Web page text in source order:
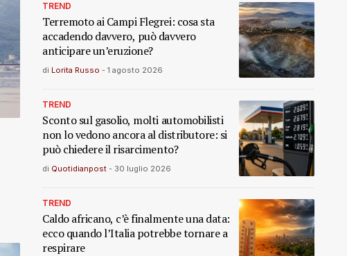
TREND
Terremoto ai Campi Flegrei: cosa sta
accadendo davvero, può davvero
anticipare un’eruzione?
di Lorita Russo - 1 agosto 2026
TREND
Sconto sul gasolio, molti automobilisti
non lo vedono ancora al distributore: si
può chiedere il risarcimento?
di Quotidianpost - 30 luglio 2026
TREND
Caldo africano, c’è finalmente una data:
ecco quando l’Italia potrebbe tornare a
respirare